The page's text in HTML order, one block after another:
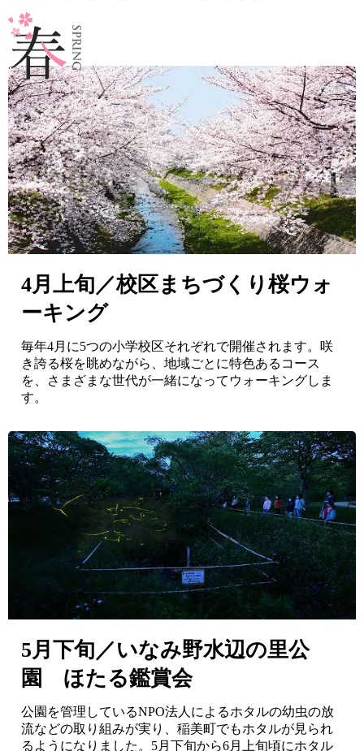
4月上旬／校区まちづくり桜ウォ
ーキング
毎年4月に5つの小学校区それぞれで開催されます。咲
き誇る桜を眺めながら、地域ごとに特色あるコース
を、さまざまな世代が一緒になってウォーキングしま
す。
5月下旬／いなみ野水辺の里公
園 ほたる鑑賞会
公園を管理しているNPO法人によるホタルの幼虫の放
流などの取り組みが実り、稲美町でもホタルが見られ
るようになりました。5月下旬から6月上旬頃にホタル